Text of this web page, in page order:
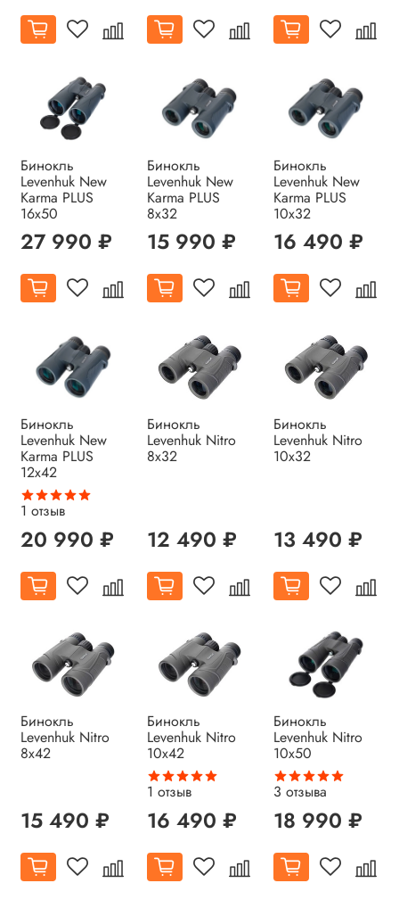
Бинокль
Levenhuk New
Karma PLUS
16x50
27 990 ₽
Бинокль
Levenhuk New
Karma PLUS
8x32
15 990 ₽
Бинокль
Levenhuk New
Karma PLUS
10x32
16 490 ₽
Бинокль
Levenhuk New
Karma PLUS
12x42
1 отзыв
20 990 ₽
Бинокль
Levenhuk Nitro
8x32
12 490 ₽
Бинокль
Levenhuk Nitro
10x32
13 490 ₽
Бинокль
Levenhuk Nitro
8x42
15 490 ₽
Бинокль
Levenhuk Nitro
10x42
1 отзыв
16 490 ₽
Бинокль
Levenhuk Nitro
10x50
3 отзыва
18 990 ₽